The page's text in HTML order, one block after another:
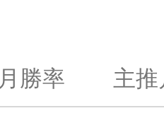
月勝率 主